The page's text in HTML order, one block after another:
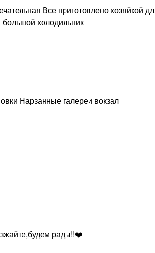
Все приготовлено хозяйкой
холодильник
Нарзанные галереи вокзал
рады!!❤️